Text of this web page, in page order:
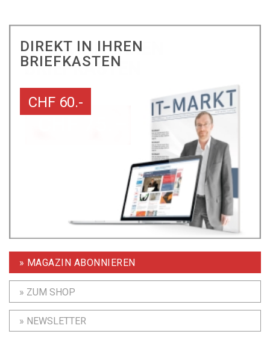
DIREKT IN IHREN
BRIEFKASTEN
CHF 60.-
» MAGAZIN ABONNIEREN
» ZUM SHOP
» NEWSLETTER